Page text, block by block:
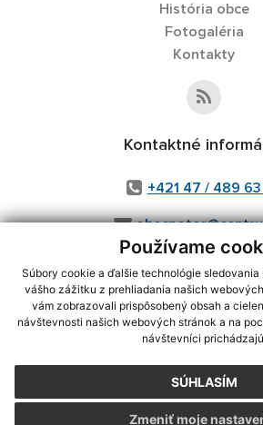
Používame
Súbory cookie a ďalšie technológie
vášho zážitku z prehliadania našich
vám zobrazovali prispôsobený obsah a
návštevnosti našich webových stránok a na
návštevníci
SÚHLASÍM
Zmeniť moje
História obce
Fotogaléria
Kontakty
Kontaktné
+421 47 / 489
využite možnosť získavania aktuálnych
CMS systém (redakčný) systém ECHELON 2,
webex.digital, s.r.o.,domény,
Posledná aktualizácia: